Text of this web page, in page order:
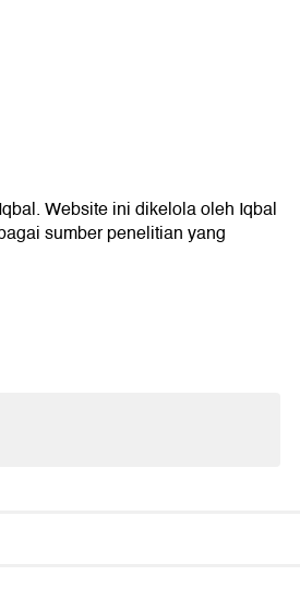
Website ini dikelola oleh Iqbal
sumber penelitian yang